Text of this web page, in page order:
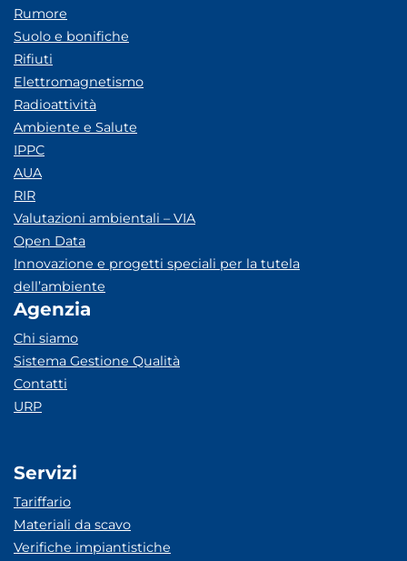
Rumore
Suolo e bonifiche
Rifiuti
Elettromagnetismo
Radioattività
Ambiente e Salute
IPPC
AUA
RIR
Valutazioni ambientali – VIA
Open Data
Innovazione e progetti speciali per la tutela
dell’ambiente
Agenzia
Chi siamo
Sistema Gestione Qualità
Contatti
URP
Servizi
Tariffario
Materiali da scavo
Verifiche impiantistiche